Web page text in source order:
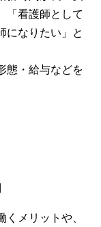
「看護師として
になりたい」と
態・給与などを
メリットや、